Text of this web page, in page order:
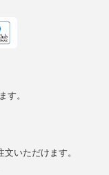
す。
いただけます。